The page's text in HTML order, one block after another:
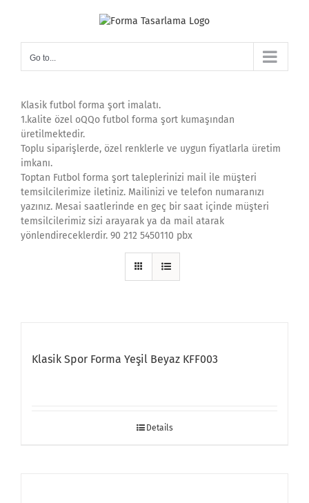
Go to...
Klasik futbol forma şort imalatı.
1.kalite özel oQQo futbol forma şort kumaşından
üretilmektedir.
Toplu siparişlerde, özel renklerle ve uygun fiyatlarla üretim
imkanı.
Toptan Futbol forma şort taleplerinizi mail ile müşteri
temsilcilerimize iletiniz. Mailinizi ve telefon numaranızı
yazınız. Mesai saatlerinde en geç bir saat içinde müşteri
temsilcilerimiz sizi arayarak ya da mail atarak
yönlendireceklerdir. 90 212 5450110 pbx
Klasik Spor Forma Yeşil Beyaz KFF003
Details